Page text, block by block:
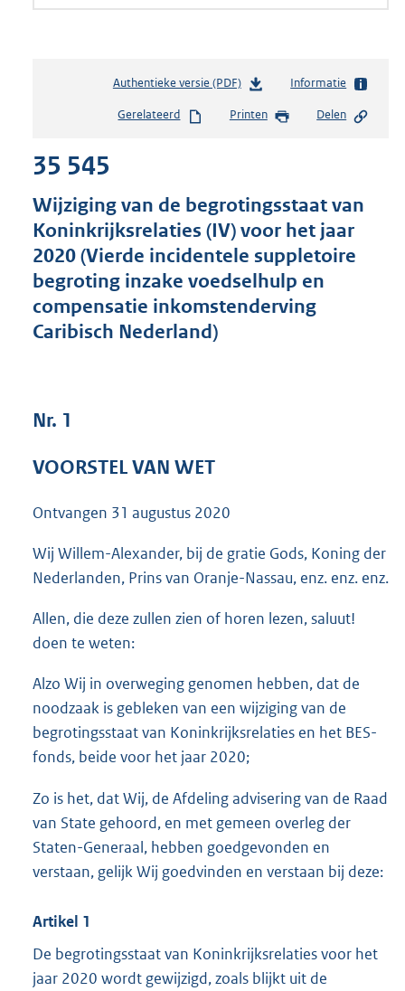
Authentieke versie (PDF)b
s
d
s
g
r
o
t
Informatie
Gerelateerd Printen Delen
35 545
Wijziging van de begrotingsstaat van
Koninkrijksrelaties (IV) voor het jaar
2020 (Vierde incidentele suppletoire
begroting inzake voedselhulp en
compensatie inkomstenderving
Caribisch Nederland)
Nr. 1
VOORSTEL VAN WET
Ontvangen 31 augustus 2020
Wij Willem-Alexander, bij de gratie Gods, Koning der
Nederlanden, Prins van Oranje-Nassau, enz. enz. enz.
Allen, die deze zullen zien of horen lezen, saluut!
doen te weten:
Alzo Wij in overweging genomen hebben, dat de
noodzaak is gebleken van een wijziging van de
begrotingsstaat van Koninkrijksrelaties en het BES-
fonds, beide voor het jaar 2020;
Zo is het, dat Wij, de Afdeling advisering van de Raad
van State gehoord, en met gemeen overleg der
Staten-Generaal, hebben goedgevonden en
verstaan, gelijk Wij goedvinden en verstaan bij deze:
Artikel 1
De begrotingsstaat van Koninkrijksrelaties voor het
jaar 2020 wordt gewijzigd, zoals blijkt uit de